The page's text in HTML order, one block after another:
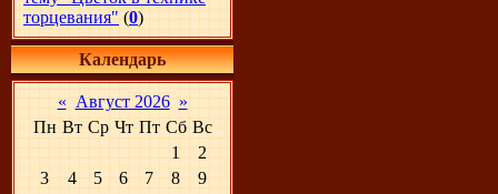
торцевания" (0)
Календарь
« Август 2026 »
Пн Вт Ср Чт Пт Сб Вс
1
2
3
4 5 6 7 8
9